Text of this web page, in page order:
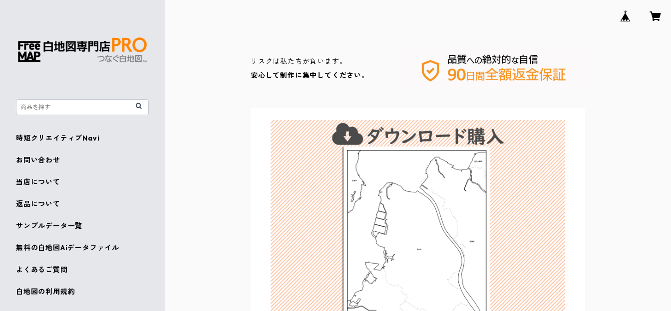
リスクは私たちが負います。
安心して制作に集中してください。
時短クリエイティブNavi
お問い合わせ
当店について
返品について
サンプルデータ一覧
無料の白地図Aiデータファイル
よくあるご質問
白地図の利用規約